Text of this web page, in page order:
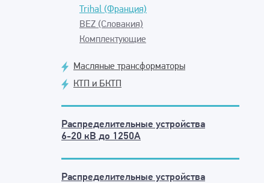
Trihal (Франция)
BEZ (Словакия)
Комплектующие
Масляные трансформаторы
КТП и БКТП
Распределительные устройства
6-20 кВ до 1250А
Распределительные устройства